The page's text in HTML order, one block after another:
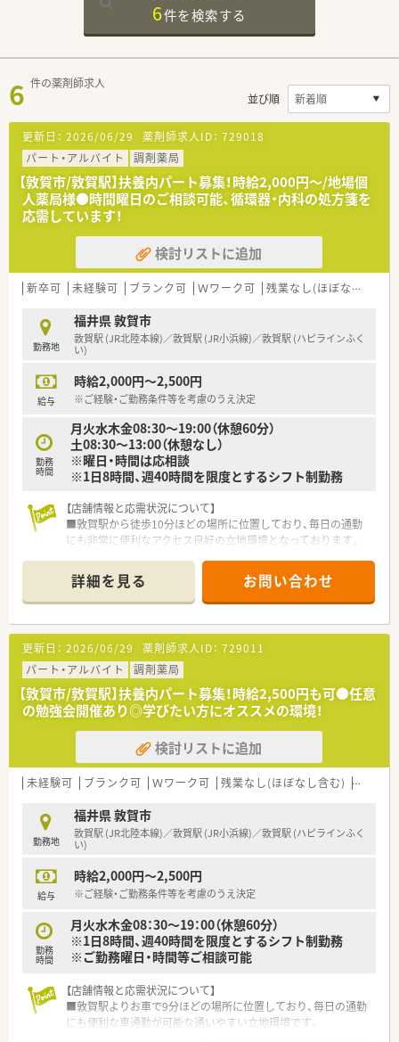
6件を検索する
6 件の薬剤師求人
並び順
更新日： 2026/06/29 薬剤師求人ID： 729018
パート・アルバイト
調剤薬局
【敦賀市/敦賀駅】扶養内パート募集！時給2,000円～/地場個
人薬局様●時間曜日のご相談可能、循環器・内科の処方箋を
応需しています！
検討リストに追加
新卒可 未経験可 ブランク可 Ｗワーク可 残業なし(ほぼなし含む)
勤務地
福井県 敦賀市
敦賀駅 (JR北陸本線)／敦賀駅 (JR小浜線)／敦賀駅 (ハピラインふく
い)
給与
時給2,000円～2,500円
※ご経験・ご勤務条件等を考慮のうえ決定
勤務
時間
月火水木金08:30～19:00（休憩60分）
土08:30～13:00（休憩なし）
※曜日・時間は応相談
※1日8時間、週40時間を限度とするシフト制勤務
【店舗情報と応需状況について】
■敦賀駅から徒歩10分ほどの場所に位置しており、毎日の通勤
にも非常に便利なアクセス良好の立地環境となっております。
日あたり60枚から70枚ほど応需している調剤薬局です。
■外来の調剤業務に加えて居宅や施設への在宅医療にもしっか
りと対応しており、地域に密着した医療サービスを提供します。
【法人特徴について】
■福井県敦賀市内に4店舗を展開し、創業から80年という長い歴
史を持ち地域住民から厚い信頼を得ている老舗の企業です。
■代表ご自身も現場に入って気さくにコミュニケーションを取
られているため、風通しが良く非常に働きやすい温かい社風で
す。
■地域への貢献を最優先に考えて採算度外視の設備投資を行う
など、常に患者様第一の姿勢を貫いている魅力的な法人です。
【職場環境と雰囲気】
に協力し合いながら和やかな雰囲気の中で業務を行っていま
す。
■薬剤師と事務スタッフがしっかりと連携を取り合っており、業
す。
■充実した設備環境の中で落ち着いて業務を進めることができ、
詳細を見る お問い合わせ
更新日： 2026/06/29 薬剤師求人ID： 729011
パート・アルバイト
調剤薬局
【敦賀市/敦賀駅】扶養内パート募集！時給2,500円も可●任意
の勉強会開催あり◎学びたい方にオススメの環境！
検討リストに追加
未経験可 ブランク可 Ｗワーク可 残業なし(ほぼなし含む) 転勤な
勤務地
福井県 敦賀市
敦賀駅 (JR北陸本線)／敦賀駅 (JR小浜線)／敦賀駅 (ハピラインふく
い)
給与
時給2,000円～2,500円
※ご経験・ご勤務条件等を考慮のうえ決定
勤務
時間
月火水木金08：30～19：00（休憩60分）
※1日8時間、週40時間を限度とするシフト制勤務
※ご勤務曜日・時間等ご相談可能
【店舗情報と応需状況について】
■敦賀駅よりお車で9分ほどの場所に位置しており、毎日の通勤
にも便利な車通勤が可能な通いやすい立地環境です。